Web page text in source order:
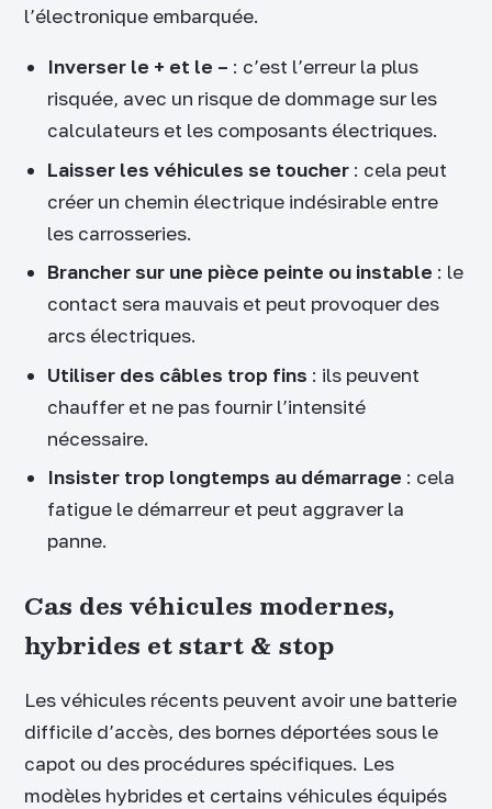
l’électronique embarquée.
Inverser le + et le – : c’est l’erreur la plus
risquée, avec un risque de dommage sur les
calculateurs et les composants électriques.
Laisser les véhicules se toucher: cela peut
créer un chemin électrique indésirable entre
les carrosseries.
Brancher sur une pièce peinte ou instable : le
contact sera mauvais et peut provoquer des
arcs électriques.
Utiliser des câbles trop fins : ils peuvent
chauffer et ne pas fournir l’intensité
nécessaire.
Insister trop longtemps au démarrage : cela
fatigue le démarreur et peut aggraver la
panne.
Cas des véhicules modernes,
hybrides et start & stop
Les véhicules récents peuvent avoir une batterie
difficile d’accès, des bornes déportées sous le
capot ou des procédures spécifiques. Les
modèles hybrides et certains véhicules équipés